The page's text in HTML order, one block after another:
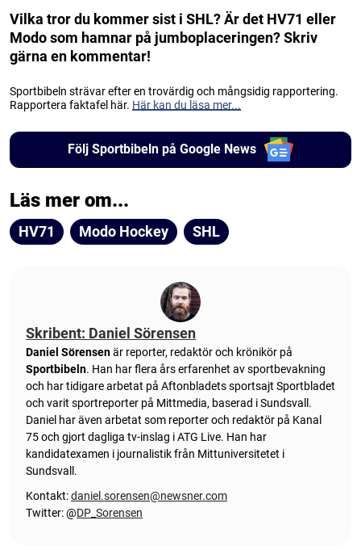
Vilka tror du kommer sist i SHL? Är det HV71 eller
Modo som hamnar på jumboplaceringen? Skriv
gärna en kommentar!
Sportbibeln strävar efter en trovärdig och mångsidig rapportering.
Rapportera faktafel här. Här kan du läsa mer...
Följ Sportbibeln på Google News
Läs mer om...
HV71 Modo Hockey SHL
Skribent: Daniel Sörensen
Daniel Sörensenär reporter, redaktör och krönikör på
Sportbibeln. Han har flera års erfarenhet av sportbevakning
och har tidigare arbetat på Aftonbladets sportsajt Sportbladet
och varit sportreporter på Mittmedia, baserad i Sundsvall.
Daniel har även arbetat som reporter och redaktör på Kanal
75 och gjort dagliga tv-inslag i ATG Live. Han har
kandidatexamen i journalistik från Mittuniversitetet i
Sundsvall.
Kontakt:daniel.sorensen@newsner.com
Twitter: @DP_Sorensen